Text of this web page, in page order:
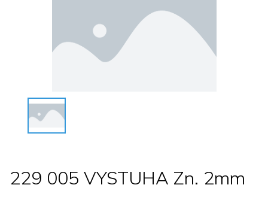
229 005 VYSTUHA Zn. 2mm